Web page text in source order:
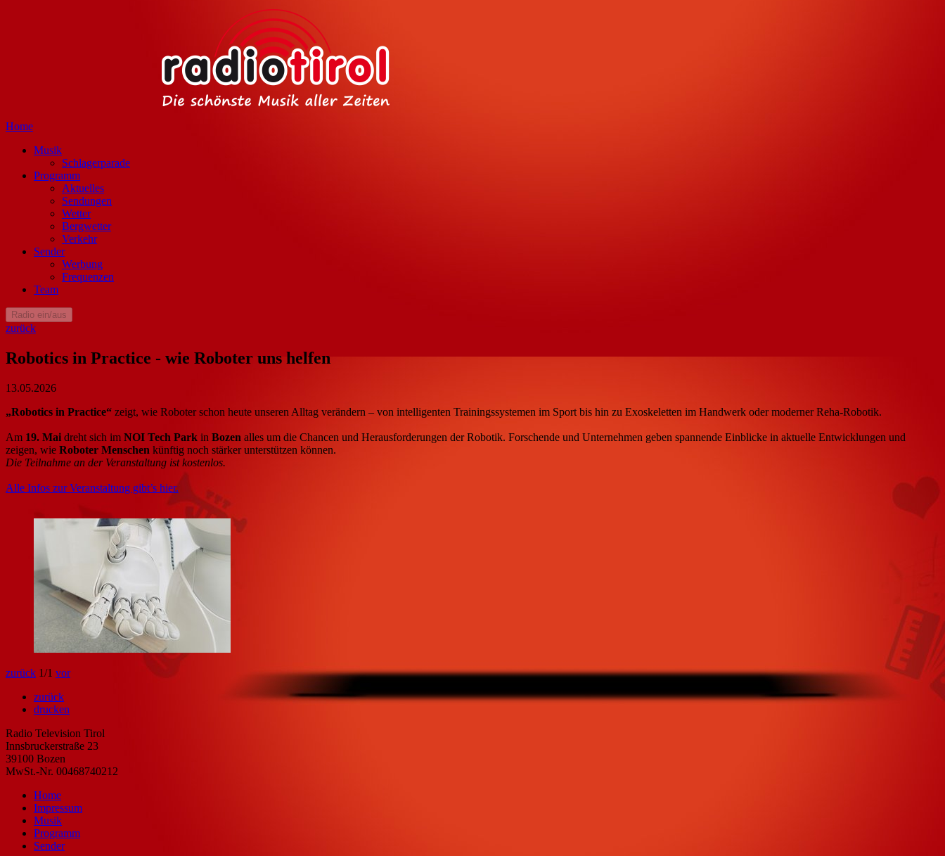
Home
Musik
Schlagerparade
Programm
Aktuelles
Sendungen
Wetter
Bergwetter
Verkehr
Sender
Werbung
Frequenzen
Team
Radio ein/aus
zurück
Robotics in Practice - wie Roboter uns helfen
13.05.2026
„Robotics in Practice“ zeigt, wie Roboter schon heute unseren Alltag verändern – von intelligenten Trainingssystemen im Sport bis hin zu Exoskeletten im Handwerk oder moderner Reha-Robotik.
Am 19. Mai dreht sich im NOI Tech Park in Bozen alles um die Chancen und Herausforderungen der Robotik. Forschende und Unternehmen geben spannende Einblicke in aktuelle Entwicklungen und
zeigen, wie Roboter Menschen künftig noch stärker unterstützen können.
Die Teilnahme an der Veranstaltung ist kostenlos.
Alle Infos zur Veranstaltung gibt’s hier.
zurück 1/1 vor
zurück
drucken
Radio Television Tirol
Innsbruckerstraße 23
39100 Bozen
MwSt.-Nr. 00468740212
Home
Impressum
Musik
Programm
Sender